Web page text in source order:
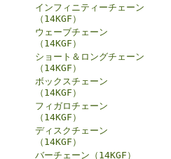
インフィニティーチェーン
（14KGF）
ウェーブチェーン
（14KGF）
ショート＆ロングチェーン
（14KGF）
ボックスチェーン
（14KGF）
フィガロチェーン
（14KGF）
ディスクチェーン
（14KGF）
バーチェーン（14KGF）